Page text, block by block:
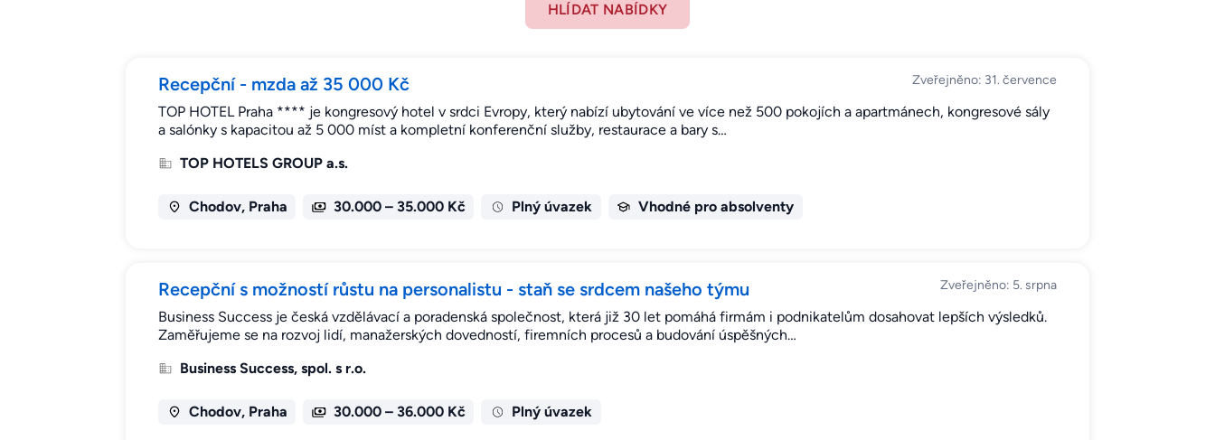
HLÍDAT NABÍDKY
Recepční - mzda až 35 000 Kč Zveřejněno: 31. července
TOP HOTEL Praha **** je kongresový hotel v srdci Evropy, který nabízí ubytování ve více než 500 pokojích a apartmánech, kongresové sály
a salónky s kapacitou až 5 000 míst a kompletní konferenční služby, restaurace a bary s…
TOP HOTELS GROUP a.s.
Chodov, Praha 30.000 – 35.000 Kč Plný úvazek Vhodné pro absolventy
Recepční s možností růstu na personalistu - staň se srdcem našeho týmu Zveřejněno: 5. srpna
Business Success je česká vzdělávací a poradenská společnost, která již 30 let pomáhá firmám i podnikatelům dosahovat lepších výsledků.
Zaměřujeme se na rozvoj lidí, manažerských dovedností, firemních procesů a budování úspěšných…
Business Success, spol. s r.o.
Chodov, Praha 30.000 – 36.000 Kč Plný úvazek